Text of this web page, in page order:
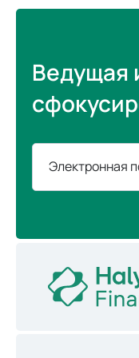
Ведущая
Электронная